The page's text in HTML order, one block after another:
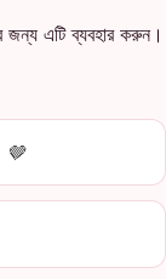
জন্য এটি ব্যবহার করুন।
🤎